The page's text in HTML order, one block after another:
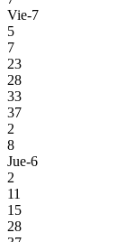
Vie-7
5
7
23
28
33
37
2
8
Jue-6
2
11
15
28